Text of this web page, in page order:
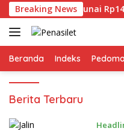
Langsung
ke
konten
Breaking News
Dibayar Tunai Rp14,68
Beranda Indeks
Penasilet
Berita Terbaru